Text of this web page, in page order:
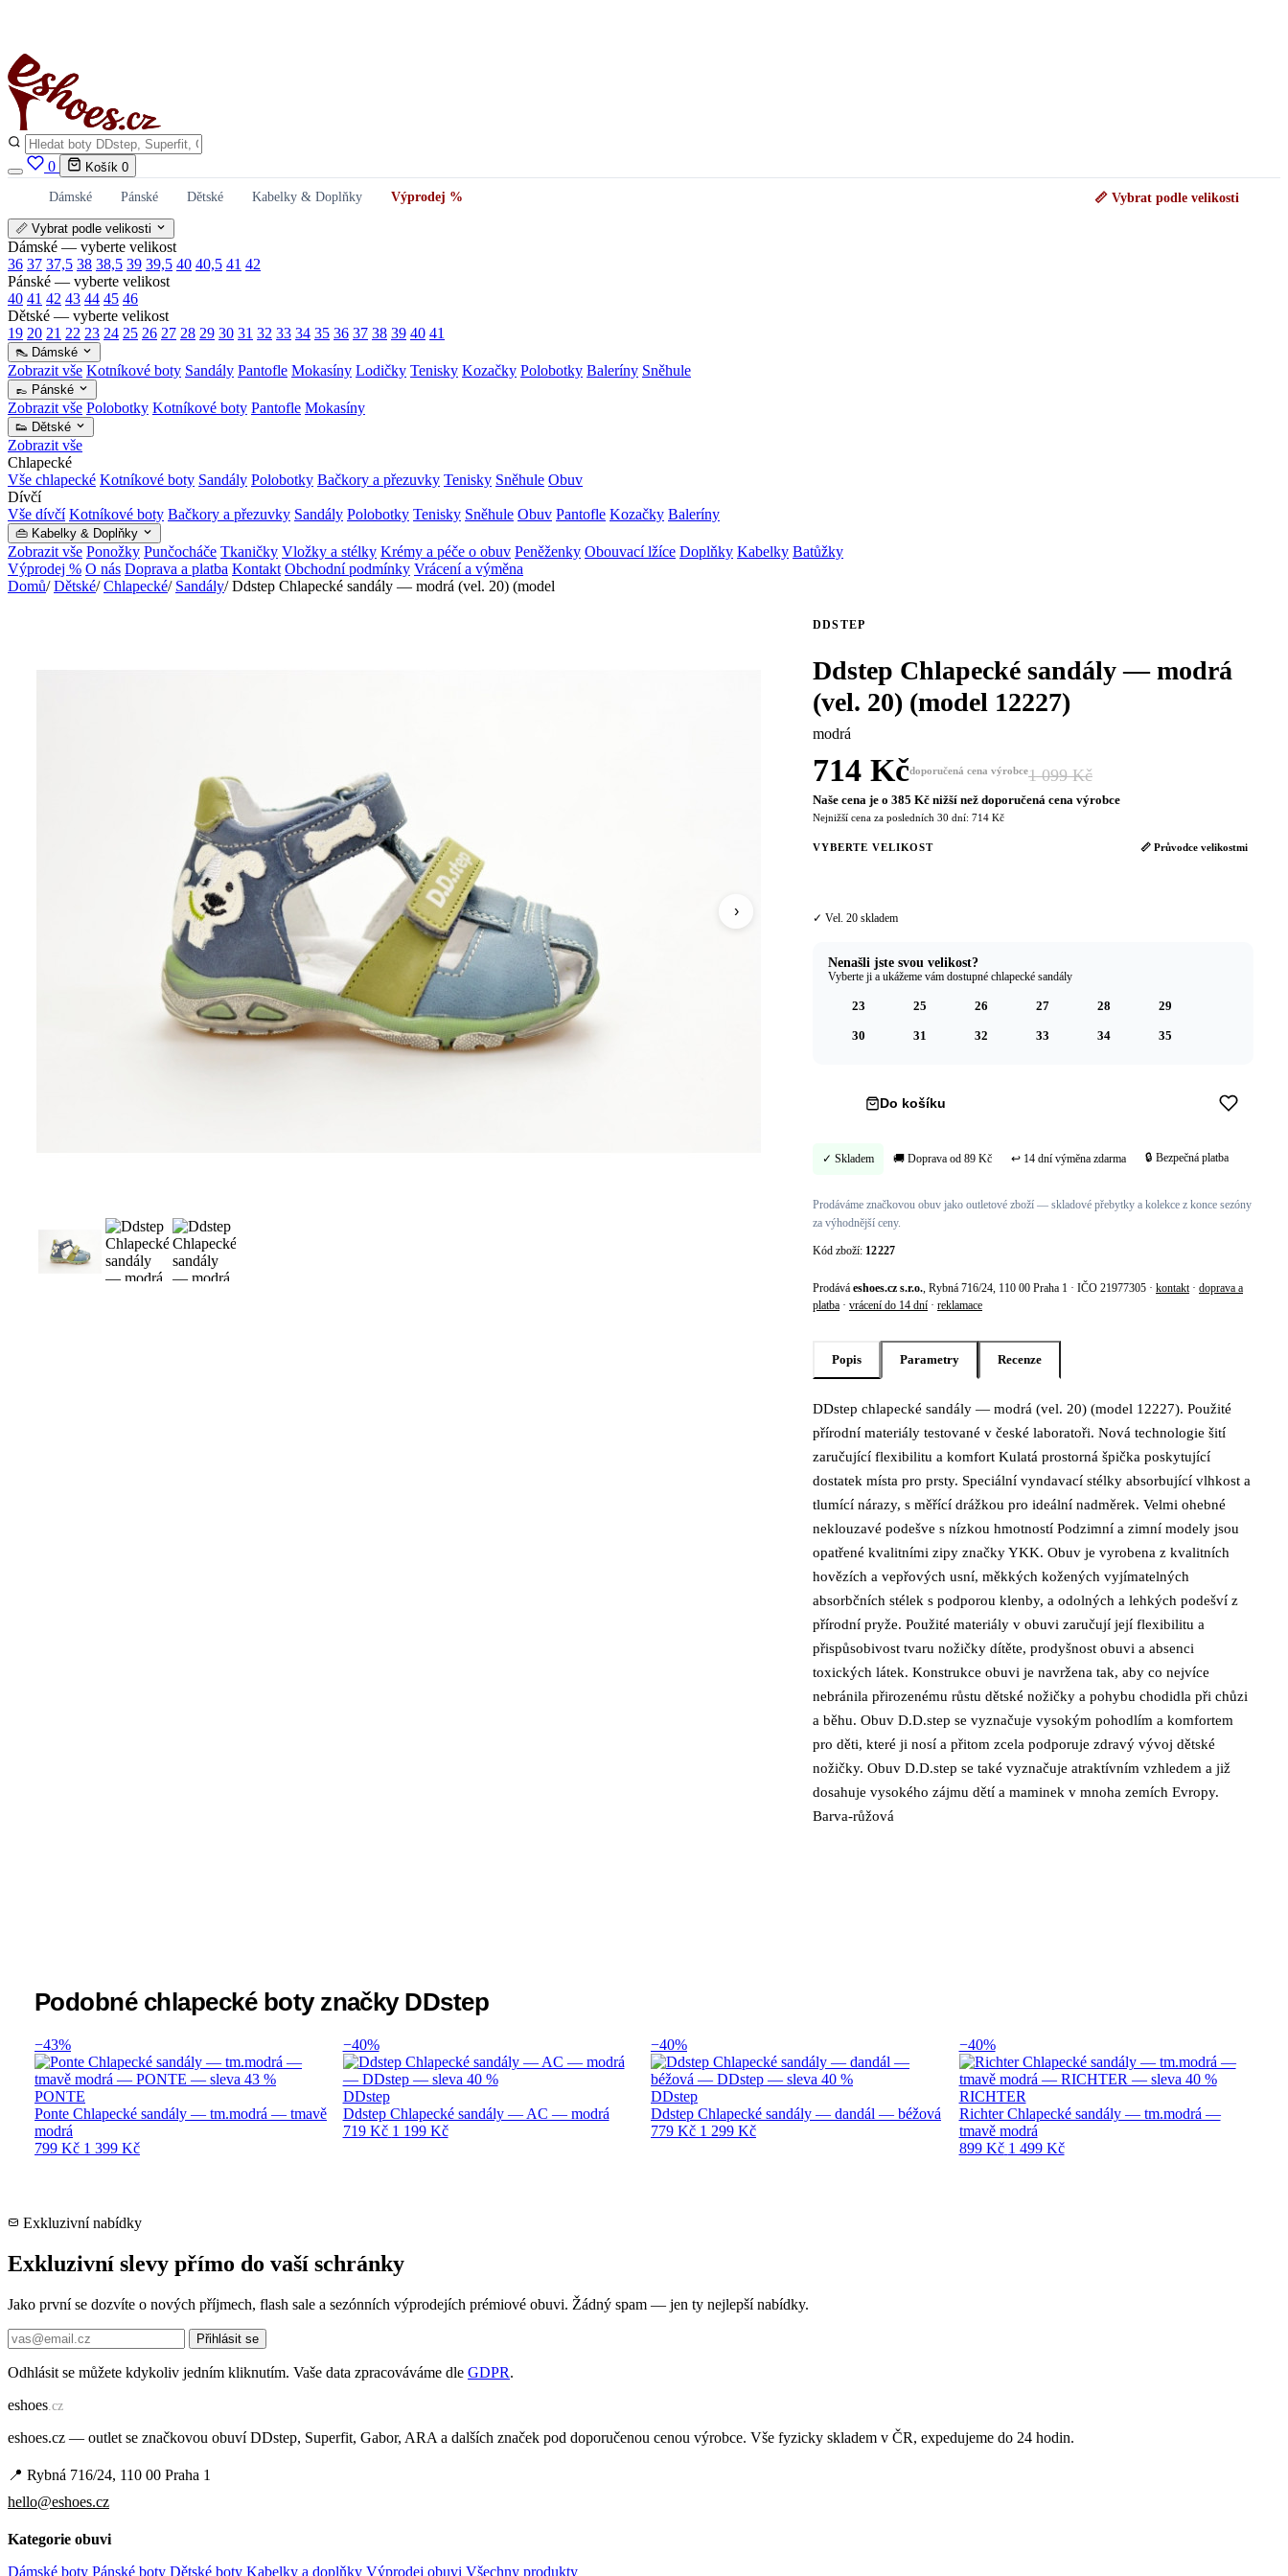
0 Košík 0
Dámské Pánské Dětské Kabelky & Doplňky Výprodej % 📏 Vybrat podle velikosti
📏 Vybrat podle velikosti
Dámské — vyberte velikost
36 37 37,5 38 38,5 39 39,5 40 40,5 41 42
Pánské — vyberte velikost
40 41 42 43 44 45 46
Dětské — vyberte velikost
19 20 21 22 23 24 25 26 27 28 29 30 31 32 33 34 35 36 37 38 39 40 41
👠 Dámské
Zobrazit vše Kotníkové boty Sandály Pantofle Mokasíny Lodičky Tenisky Kozačky Polobotky Baleríny Sněhule
👞 Pánské
Zobrazit vše Polobotky Kotníkové boty Pantofle Mokasíny
👟 Dětské
Zobrazit vše
Chlapecké
Vše chlapecké Kotníkové boty Sandály Polobotky Bačkory a přezuvky Tenisky Sněhule Obuv
Dívčí
Vše dívčí Kotníkové boty Bačkory a přezuvky Sandály Polobotky Tenisky Sněhule Obuv Pantofle Kozačky Baleríny
👜 Kabelky & Doplňky
Zobrazit vše Ponožky Punčocháče Tkaničky Vložky a stélky Krémy a péče o obuv Peněženky Obouvací lžíce Doplňky Kabelky Batůžky
Výprodej % O nás Doprava a platba Kontakt Obchodní podmínky Vrácení a výměna
Domů/ Dětské/ Chlapecké/ Sandály/ Ddstep Chlapecké sandály — modrá (vel. 20) (model
›
DDSTEP
Ddstep Chlapecké sandály — modrá
(vel. 20) (model 12227)
modrá
714 Kčdoporučená cena výrobce1 099 Kč
Naše cena je o 385 Kč nižší než doporučená cena výrobce
Nejnižší cena za posledních 30 dní: 714 Kč
VYBERTE VELIKOST 📏 Průvodce velikostmi
✓ Vel. 20 skladem
Nenašli jste svou velikost?
Vyberte ji a ukážeme vám dostupné chlapecké sandály
23 25 26 27 28 29
30 31 32 33 34 35
Do košíku
✓ Skladem 🚚 Doprava od 89 Kč ↩ 14 dní výměna zdarma 🔒 Bezpečná platba
Prodáváme značkovou obuv jako outletové zboží — skladové přebytky a kolekce z konce sezóny
za výhodnější ceny.
Kód zboží: 12227
Prodává eshoes.cz s.r.o. , Rybná 716/24, 110 00 Praha 1 · IČO 21977305 · kontakt · doprava a
platba · vrácení do 14 dní · reklamace
Popis Parametry Recenze
Popis produktu Ddstep Chlapecké sandály —
DDstep chlapecké sandály — modrá (vel. 20) (model 12227). Použité
přírodní materiály testované v české laboratoři. Nová technologie šití
zaručující flexibilitu a komfort Kulatá prostorná špička poskytující
dostatek místa pro prsty. Speciální vyndavací stélky absorbující vlhkost a
tlumící nárazy, s měřící drážkou pro ideální nadměrek. Velmi ohebné
neklouzavé podešve s nízkou hmotností Podzimní a zimní modely jsou
opatřené kvalitními zipy značky YKK. Obuv je vyrobena z kvalitních
hovězích a vepřových usní, měkkých kožených vyjímatelných
absorbčních stélek s podporou klenby, a odolných a lehkých podešví z
přírodní pryže. Použité materiály v obuvi zaručují její flexibilitu a
přispůsobivost tvaru nožičky dítěte, prodyšnost obuvi a absenci
toxických látek. Konstrukce obuvi je navržena tak, aby co nejvíce
nebránila přirozenému růstu dětské nožičky a pohybu chodidla při chůzi
a běhu. Obuv D.D.step se vyznačuje vysokým pohodlím a komfortem
pro děti, které ji nosí a přitom zcela podporuje zdravý vývoj dětské
nožičky. Obuv D.D.step se také vyznačuje atraktívním vzhledem a již
dosahuje vysokého zájmu dětí a maminek v mnoha zemích Evropy.
Barva-růžová
Podobné chlapecké boty značky DDstep
−43%
PONTE
Ponte Chlapecké sandály — tm.modrá — tmavě
modrá
799 Kč 1 399 Kč
−40%
DDstep
Ddstep Chlapecké sandály — AC — modrá
719 Kč 1 199 Kč
−40%
DDstep
Ddstep Chlapecké sandály — dandál — béžová
779 Kč 1 299 Kč
−40%
RICHTER
Richter Chlapecké sandály — tm.modrá —
tmavě modrá
899 Kč 1 499 Kč
Exkluzivní nabídky
Exkluzivní slevy přímo do vaší schránky
Jako první se dozvíte o nových příjmech, flash sale a sezónních výprodejích prémiové obuvi. Žádný spam — jen ty nejlepší nabídky.
Přihlásit se
Odhlásit se můžete kdykoliv jedním kliknutím. Vaše data zpracováváme dle GDPR.
eshoes .cz
eshoes.cz — outlet se značkovou obuví DDstep, Superfit, Gabor, ARA a dalších značek pod doporučenou cenou výrobce. Vše fyzicky skladem v ČR, expedujeme do 24 hodin.
📍 Rybná 716/24, 110 00 Praha 1
hello@eshoes.cz
Kategorie obuvi
Dámské boty Pánské boty Dětské boty Kabelky a doplňky Výprodej obuvi Všechny produkty